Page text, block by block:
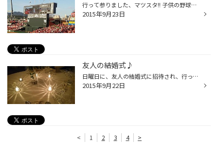
行って参りました、マツスタ!! 子供の野球部保護者会主催で総勢53名で応援してきました。 今回はいつものカープユニホームではなく、チームシャツの紺色で ライト、ポール際に陣取りました。赤/白一色の中に紺色軍団なので 反対側からでも目立ち、球場内のスクリーンにも映してもらいました(*^_^*) ...
2015年9月23日
友人の結婚式♪
日曜日に、友人の結婚式に招待され、行ってまいりました(#^.^#) 場所はホテルグランヴィア！ 渋滞で遅れそうになりながらもなんとか到着（汗） １００人くらいおられたので中はにぎわっていました♪ 式が始まり、新郎、新婦ともにかっこいいしカワイイかったですね＾＾ マツザップ中ではありますが、...
2015年9月22日
< 1 2 3 4 >